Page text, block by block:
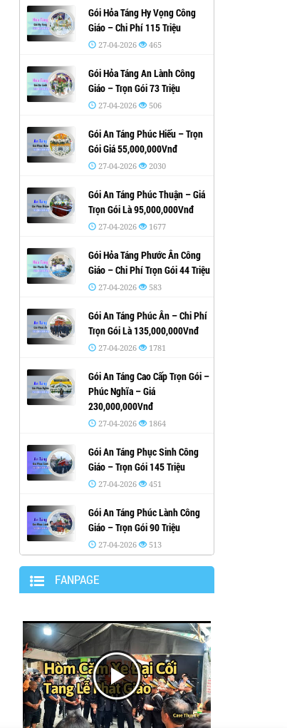
Gói Hỏa Táng Hy Vọng Công
Giáo – Chi Phí 115 Triệu
27-04-2026 465
Gói Hỏa Táng An Lành Công
Giáo – Trọn Gói 73 Triệu
27-04-2026 506
Gói An Táng Phúc Hiếu – Trọn
Gói Giá 55,000,000Vnđ
27-04-2026 2030
Gói An Táng Phúc Thuận – Giá
Trọn Gói Là 95,000,000Vnđ
27-04-2026 1677
Gói Hỏa Táng Phước Ân Công
Giáo – Chi Phí Trọn Gói 44 Triệu
27-04-2026 583
Gói An Táng Phúc Ân – Chi Phí
Trọn Gói Là 135,000,000Vnđ
27-04-2026 1781
Gói An Táng Cao Cấp Trọn Gói –
Phúc Nghĩa – Giá
230,000,000Vnđ
27-04-2026 1864
Gói An Táng Phục Sinh Công
Giáo – Trọn Gói 145 Triệu
27-04-2026 451
Gói An Táng Phúc Lành Công
Giáo – Trọn Gói 90 Triệu
27-04-2026 513
FANPAGE